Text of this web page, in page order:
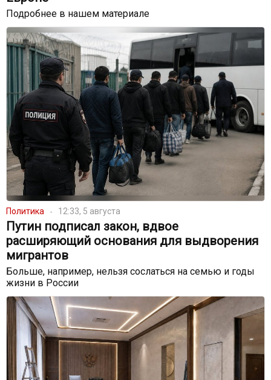
Подробнее в нашем материале
Политика 12:33, 5 августа
Путин подписал закон, вдвое
расширяющий основания для выдворения
мигрантов
Больше, например, нельзя сослаться на семью и годы
жизни в России